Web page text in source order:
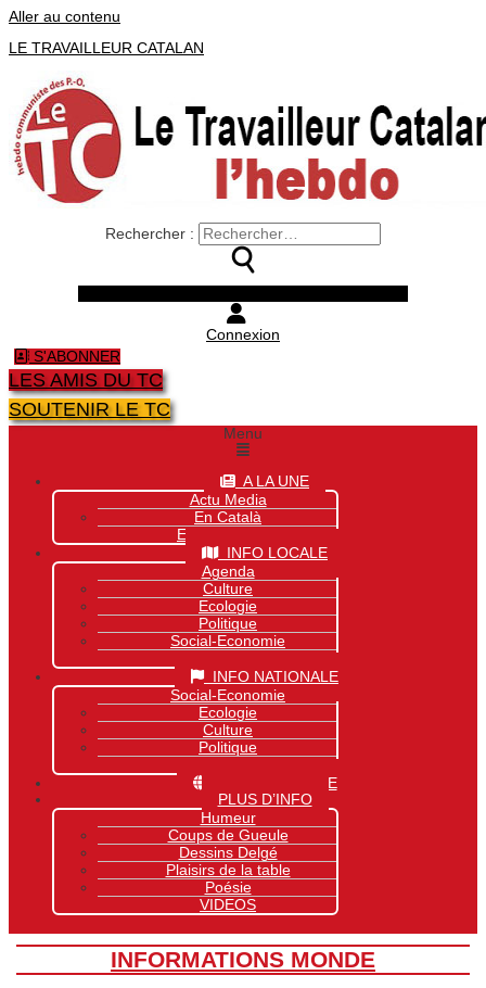
Aller au contenu
LE TRAVAILLEUR CATALAN
Rechercher :
Connexion
S'ABONNER
LES AMIS DU TC
SOUTENIR LE TC
Menu
A LA UNE
Actu Media
En Català
Exclusivité Site
INFO LOCALE
Agenda
Culture
Ecologie
Politique
Social-Economie
INFO NATIONALE
Social-Economie
Ecologie
Culture
Politique
INFO MONDIALE
PLUS D’INFO
Humeur
Coups de Gueule
Dessins Delgé
Plaisirs de la table
Poésie
VIDEOS
INFORMATIONS MONDE